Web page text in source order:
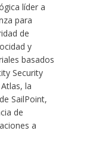
líder a
para
de
y
basados
Security
la
SailPoint,
de
a